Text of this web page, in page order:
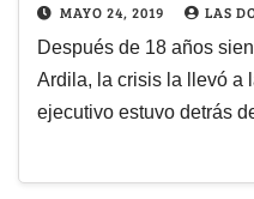
MAYO 24, 2019 LAS
Después de 18 años
Ardila, la crisis la llevó a
ejecutivo estuvo detrás